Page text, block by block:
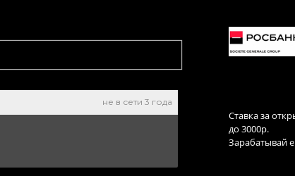
не в сети 3 года
Ставка за
до 3000р.
Зарабатывай